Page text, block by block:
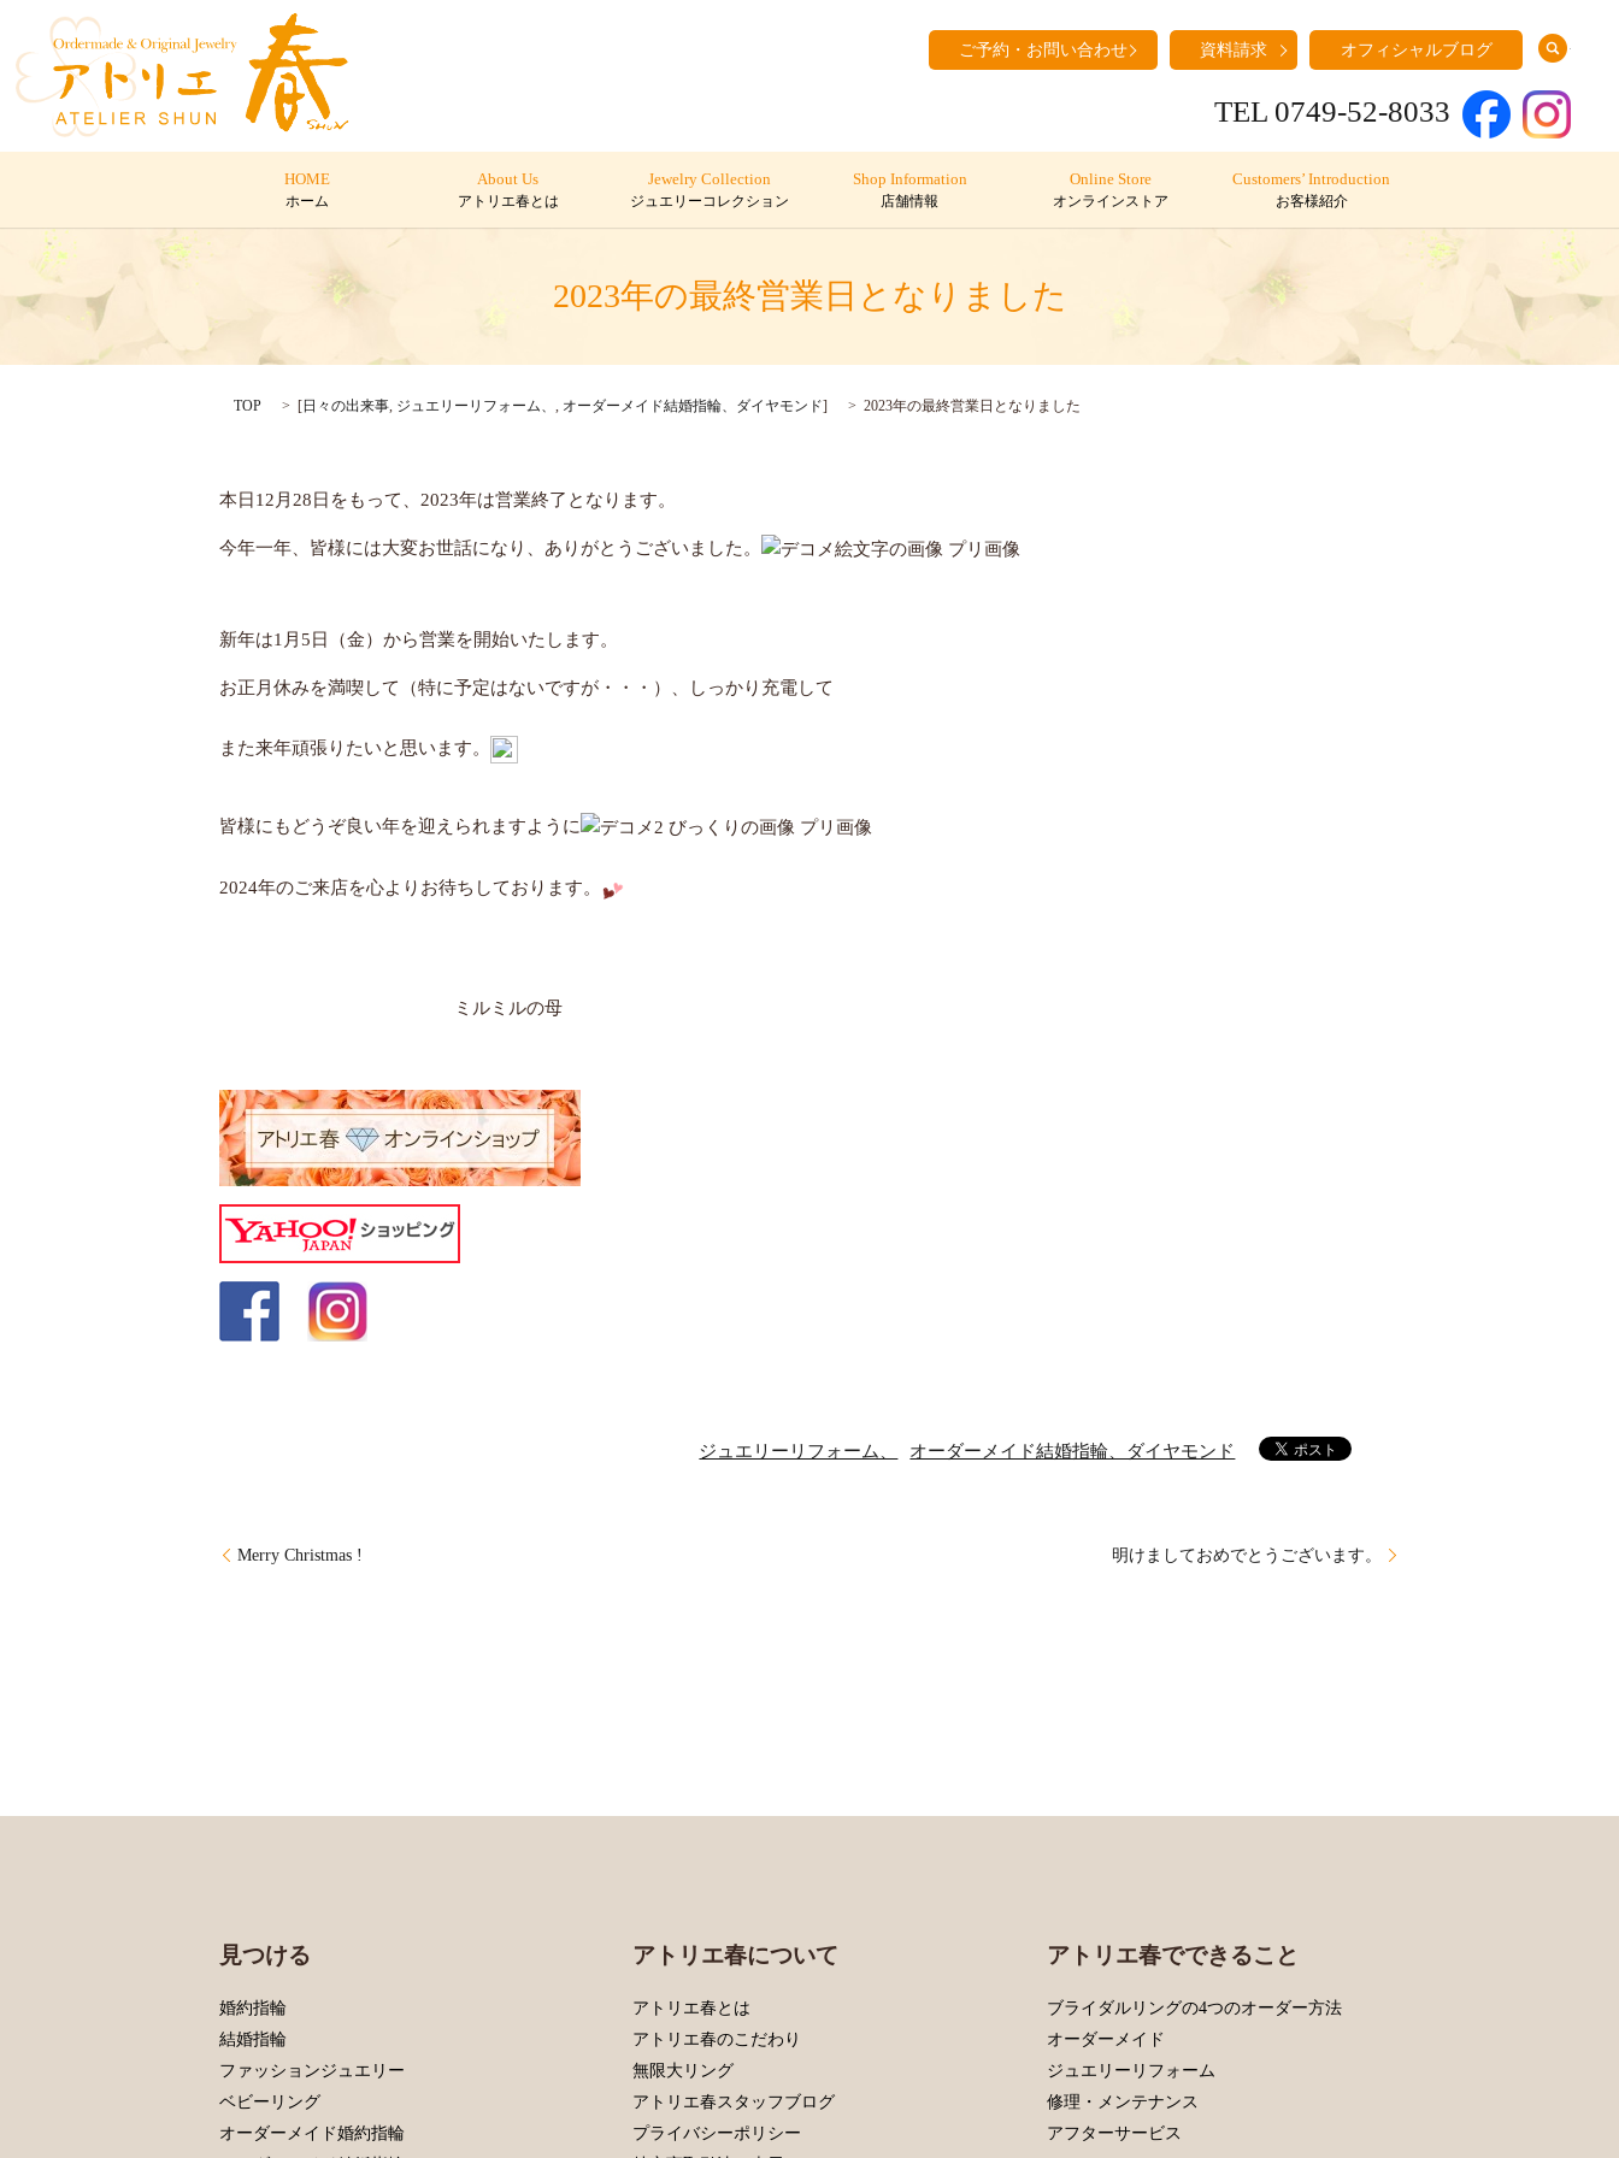
ご予約・お問い合わせ 資料請求 オフィシャルブログ
TEL 0749-52-8033
HOME
ホーム
About Us
アトリエ春とは
Jewelry Collection
ジュエリーコレクション
Shop Information
店舗情報
Online Store
オンラインストア
Customers’ Introduction
お客様紹介
2023年の最終営業日となりました
TOP [日々の出来事 ジュエリーリフォーム、 オーダーメイド結婚指輪、ダイヤモンド] 2023年の最終営業日となりました
本日12月28日をもって、2023年は営業終了となります。
今年一年、皆様には大変お世話になり、ありがとうございました。
新年は1月5日（金）から営業を開始いたします。
お正月休みを満喫して（特に予定はないですが・・・）、しっかり充電して
また来年頑張りたいと思います。
皆様にもどうぞ良い年を迎えられますように
2024年のご来店を心よりお待ちしております。
ミルミルの母
ジュエリーリフォーム、 オーダーメイド結婚指輪、ダイヤモンド
Merry Christmas ! 明けましておめでとうございます。
見つける
婚約指輪
結婚指輪
ファッションジュエリー
ベビーリング
オーダーメイド婚約指輪
アトリエ春について
アトリエ春とは
アトリエ春のこだわり
無限大リング
アトリエ春スタッフブログ
プライバシーポリシー
アトリエ春でできること
ブライダルリングの4つのオーダー方法
オーダーメイド
ジュエリーリフォーム
修理・メンテナンス
アフターサービス